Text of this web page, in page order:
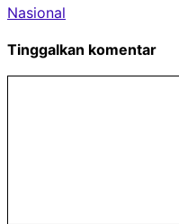
Nasional
Tinggalkan komentar